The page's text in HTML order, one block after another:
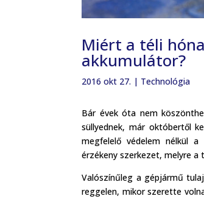
Miért a téli
akkumulátor?
2016 okt 27. | Technológia
Bár évek óta nem
süllyednek, már októbertől
megfelelő védelem nélkül a
érzékeny szerkezet, melyre a
Valószínűleg a gépjármű
reggelen, mikor szerette